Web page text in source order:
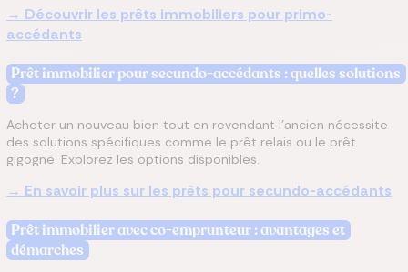
→ Découvrir les prêts immobiliers pour primo-
accédants
Prêt immobilier pour secundo-accédants : quelles solutions
?
Acheter un nouveau bien tout en revendant l’ancien nécessite
des solutions spécifiques comme le prêt relais ou le prêt
gigogne. Explorez les options disponibles.
→ En savoir plus sur les prêts pour secundo-accédants
Prêt immobilier avec co-emprunteur : avantages et
démarches